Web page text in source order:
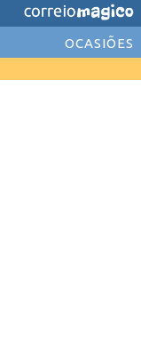
OCASIÕES